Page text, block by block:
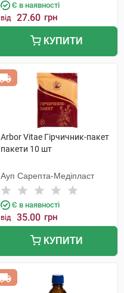
Є в наявності
від 27.60 грн
КУПИТИ
Arbor Vitae Гірчичник-пакет
пакети 10 шт
Ауп Сарепта-Медіпласт
Є в наявності
від 35.00 грн
КУПИТИ